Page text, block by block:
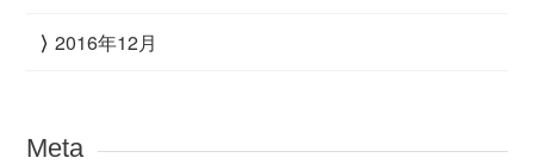
2016年12月
Meta